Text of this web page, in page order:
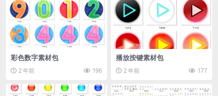
彩色数字素材包
2 年前 196
播放按键素材包
2 年前 177